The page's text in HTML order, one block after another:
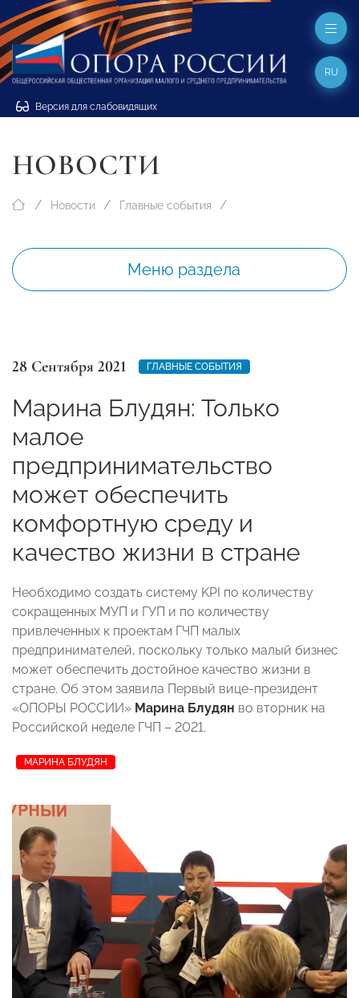
Версия для слабовидящих
RU
НОВОСТИ
Новости Главные события
Меню раздела
28 Сентября 2021 ГЛАВНЫЕ СОБЫТИЯ
Марина Блудян: Только
малое
предпринимательство
может обеспечить
комфортную среду и
качество жизни в стране
Необходимо создать систему KPI по количеству
сокращенных МУП и ГУП и по количеству
привлеченных к проектам ГЧП малых
предпринимателей, поскольку только малый бизнес
может обеспечить достойное качество жизни в
стране. Об этом заявила Первый вице-президент
«ОПОРЫ РОССИИ» Марина Блудян во вторник на
Российской неделе ГЧП – 2021.
МАРИНА БЛУДЯН